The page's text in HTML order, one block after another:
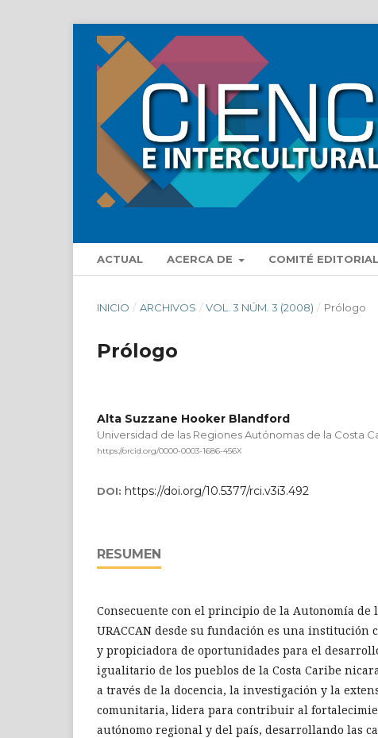
ACTUAL ACERCA DE COMITÉ EDITORIAL
INICIO / ARCHIVOS / VOL. 3 NÚM. 3 (2008) / Prólogo
Prólogo
Alta Suzzane Hooker Blandford
Universidad de las Regiones Autónomas de la Costa
https://orcid.org/0000-0003-1686-456X
DOI: https://doi.org/10.5377/rci.v3i3.492
RESUMEN
Consecuente con el principio de la Autonomía de
URACCAN desde su fundación es una institución
y propiciadora de oportunidades para el
igualitario de los pueblos de la Costa Caribe
a través de la docencia, la investigación y la
comunitaria, lidera para contribuir al
autónomo regional y del país, desarrollando las